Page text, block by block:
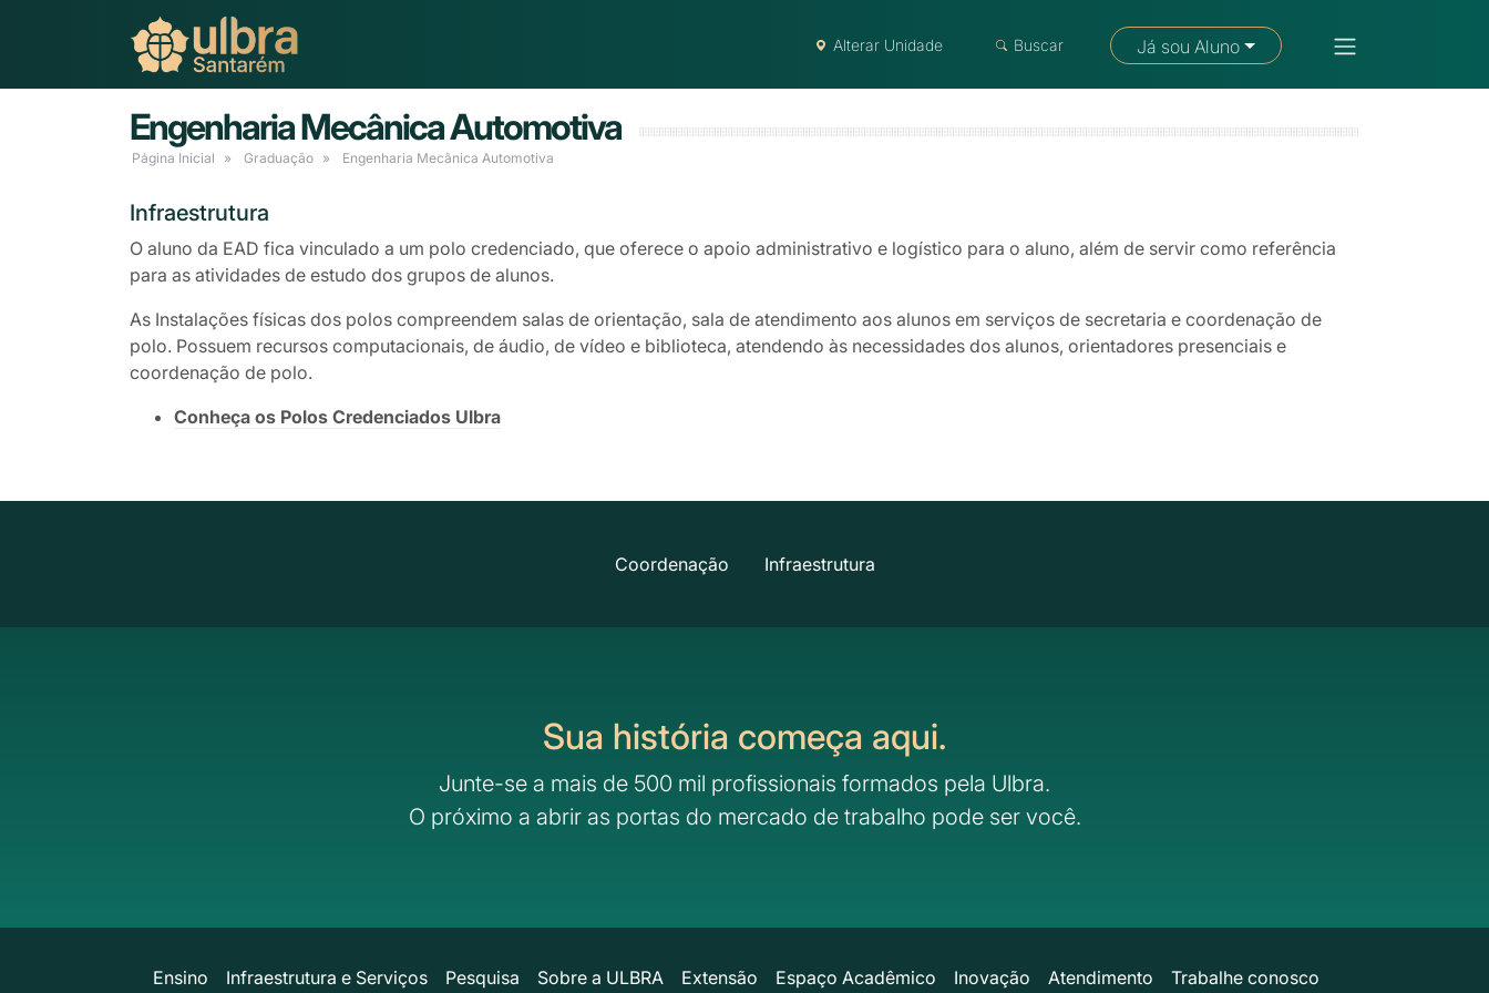
Fale com um consultor
Alterar Unidade Buscar Já sou Aluno
Engenharia Mecânica Automotiva
Página Inicial Graduação Engenharia Mecânica Automotiva
Infraestrutura
O aluno da EAD fica vinculado a um polo credenciado, que oferece o apoio administrativo e logístico para o aluno, além de servir como referência
para as atividades de estudo dos grupos de alunos.
As Instalações físicas dos polos compreendem salas de orientação, sala de atendimento aos alunos em serviços de secretaria e coordenação de
polo. Possuem recursos computacionais, de áudio, de vídeo e biblioteca, atendendo às necessidades dos alunos, orientadores presenciais e
coordenação de polo.
Conheça os Polos Credenciados Ulbra
Coordenação Infraestrutura
Sua história começa aqui.
Junte-se a mais de 500 mil profissionais formados pela Ulbra.
O próximo a abrir as portas do mercado de trabalho pode ser você.
Ensino Infraestrutura e Serviços Pesquisa Sobre a ULBRA Extensão Espaço Acadêmico Inovação Atendimento Trabalhe conosco